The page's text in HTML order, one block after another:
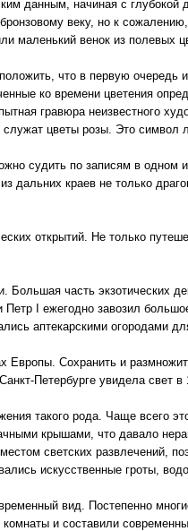
данным, начиная с
веку, но к
маленький венок из полевых
что в первую очередь
ко времени цветения
гравюра неизвестного
цветы розы. Это символ
судить по записям в одном
дальних краев не только
открытий. Не только
часть экзотических
I ежегодно завозил
аптекарскими огородами
Европы. Сохранить и
Петербурге увидела свет
такого рода. Чаще всего
крышами, что давало
светских развлечений,
искусственные гроты,
вид. Постепенно
и составили